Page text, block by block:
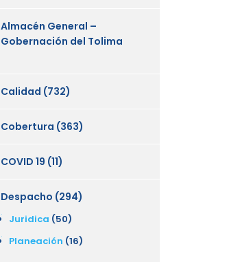
Almacén General –
Gobernación del Tolima
Calidad (732)
Cobertura (363)
COVID 19 (11)
Despacho (294)
Juridica (50)
Planeación (16)